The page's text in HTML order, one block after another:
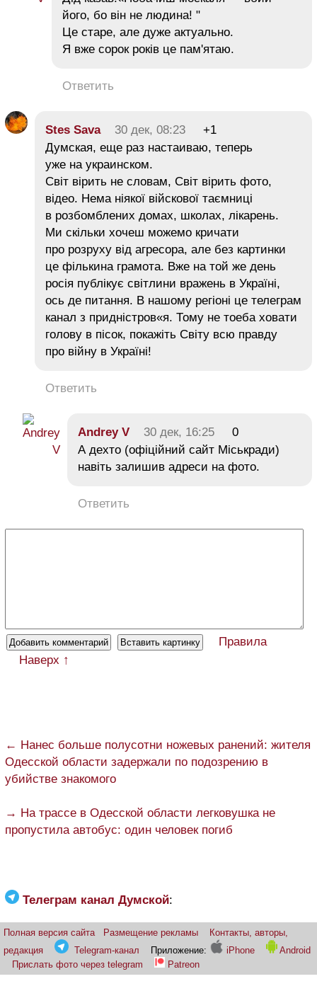
його, бо він не людина! "
Це старе, але дуже актуально.
Я вже сорок років це пам'ятаю.
Ответить
Stes Sava 30 дек, 08:23
+1
Думская, еще раз настаиваю, теперь
уже на украинском.
Світ вірить не словам, Світ вірить фото,
відео. Нема ніякої війскової таємниці
в розбомблених домах, школах, лікарень.
Ми скільки хочеш можемо кричати
про розруху від агресора, але без картинки
це фількина грамота. Вже на той же день
росія публікує світлини вражень в Україні,
ось де питання. В нашому регіоні це телеграм
канал з придністров«я. Тому не тоеба ховати
голову в пісок, покажіть Світу всю правду
про війну в Україні!
Ответить
Andrey V 30 дек, 16:25
0
А дехто (офіційний сайт Міськради)
навіть залишив адреси на фото.
Ответить
Правила
Наверх ↑
← Нанес больше полусотни ножевых ранений: жителя
Одесской области задержали по подозрению в
убийстве знакомого
→ На трассе в Одесской области легковушка не
пропустила автобус: один человек погиб
Телеграм канал Думской:
Полная версия сайта Размещение рекламы
Контакты, авторы,
редакция
Telegram-канал Приложение: iPhone
Android
Прислать фото через telegram
Patreon